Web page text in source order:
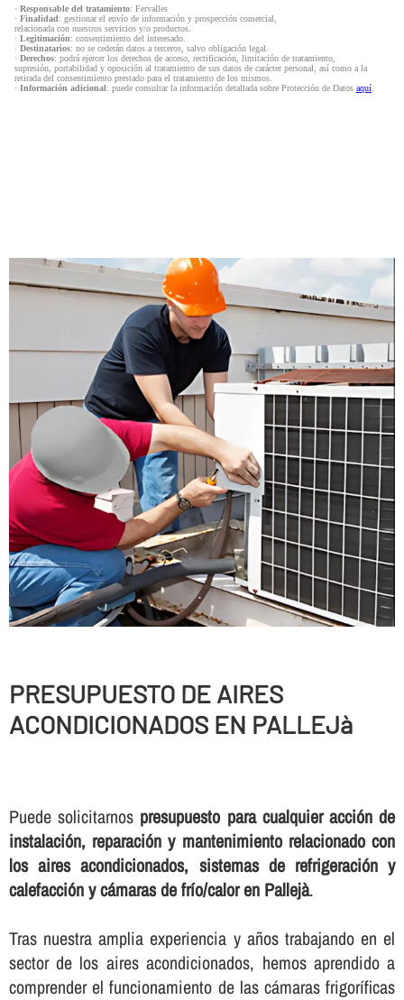
· Responsable del tratamiento: Fervalles
· Finalidad: gestionar el envío de información y prospección comercial,
relacionada con nuestros servicios y/o productos.
· Legitimación: consentimiento del interesado.
· Destinatarios: no se cederán datos a terceros, salvo obligación legal.
· Derechos: podrá ejercer los derechos de acceso, rectificación, limitación de tratamiento,
supresión, portabilidad y oposición al tratamiento de sus datos de carácter personal, así como a la
retirada del consentimiento prestado para el tratamiento de los mismos.
· Información adicional: puede consultar la información detallada sobre Protección de Datos aquí.
PRESUPUESTO DE AIRES
ACONDICIONADOS EN PALLEJà
Puede solicitarnos presupuesto para cualquier acción de
instalación, reparación y mantenimiento relacionado con
los aires acondicionados, sistemas de refrigeración y
calefacción y cámaras de frí­o/calor en Pallejà.
Tras nuestra amplia experiencia y años trabajando en el
sector de los aires acondicionados, hemos aprendido a
comprender el funcionamiento de las cámaras frigorí­ficas